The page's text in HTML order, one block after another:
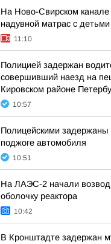
На Ново-Свирском канале
надувной матрас с детьми
11:10
Полицией задержан
совершивший наезд на
Кировском районе
10:57
Полицейскими задержаны
поджоге автомобиля
10:51
На ЛАЭС-2 начали
оболочку реактора
10:42
В Кронштадте задержан